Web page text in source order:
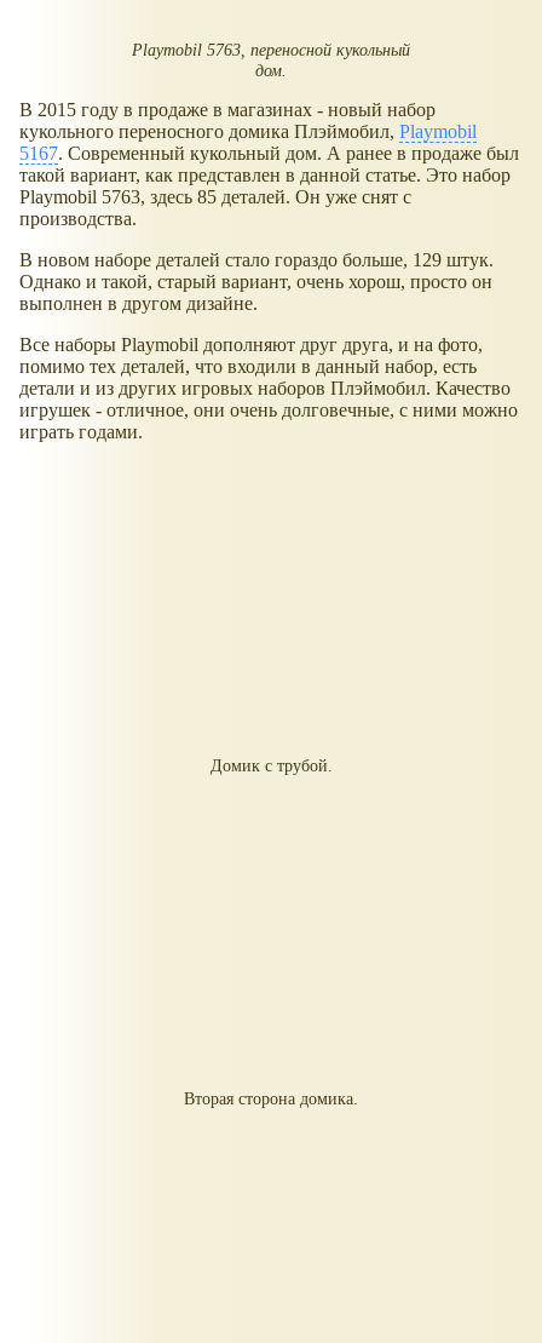
Playmobil 5763, переносной кукольный
дом.
В 2015 году в продаже в магазинах - новый набор
кукольного переносного домика Плэймобил, Playmobil
5167. Современный кукольный дом. А ранее в продаже был
такой вариант, как представлен в данной статье. Это набор
Playmobil 5763, здесь 85 деталей. Он уже снят с
производства.
В новом наборе деталей стало гораздо больше, 129 штук.
Однако и такой, старый вариант, очень хорош, просто он
выполнен в другом дизайне.
Все наборы Playmobil дополняют друг друга, и на фото,
помимо тех деталей, что входили в данный набор, есть
детали и из других игровых наборов Плэймобил. Качество
игрушек - отличное, они очень долговечные, с ними можно
играть годами.
Домик с трубой.
Вторая сторона домика.